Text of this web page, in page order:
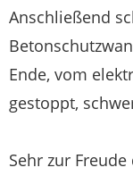
Anschließend
Ende, vom
gestoppt,
Sehr zur